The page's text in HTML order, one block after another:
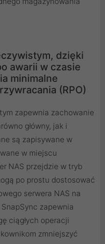
dzięki
awarii w czasie
minimalne
(RPO)
zapewnia zachowanie
główny, jak i
są zapisywane w
w miejscu
NAS przejdzie w tryb
po prostu dostosować
serwera NAS na
zapewnia
ciągłych operacji
zmniejszyć